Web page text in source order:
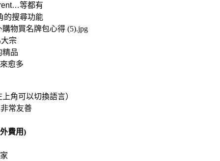
等都有
的搜尋功能
宗
精品
愈多
角可以切換語言）
常友善
費用)